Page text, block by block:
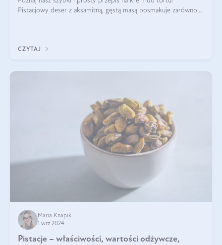
Pistacjowy deser z aksamitną, gęstą masą posmakuje zarówno
CZYTAJ
Maria Knapik
1 wrz 2024
Pistacje – właściwości, wartości odżywcze,